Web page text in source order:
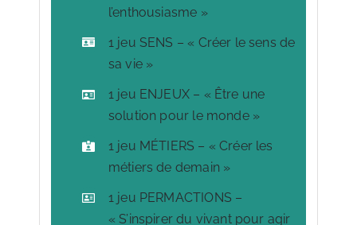
l’enthousiasme »
1 jeu SENS – « Créer le sens de
sa vie »
1 jeu ENJEUX – « Être une
solution pour le monde »
1 jeu MÉTIERS – « Créer les
métiers de demain »
1 jeu PERMACTIONS –
« S’inspirer du vivant pour agir